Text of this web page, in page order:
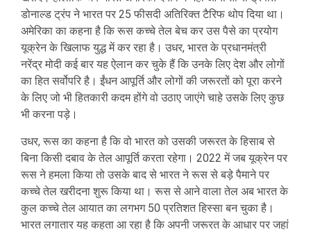
डोनाल्ड ट्रंप ने भारत पर 25 फीसदी अतिरिक्त टैरिफ थोप दिया था।
अमेरिका का कहना है कि रूस कच्चे तेल बेच कर उस पैसे का प्रयोग
यूक्रेन के खिलाफ युद्ध में कर रहा है। उधर, भारत के प्रधानमंत्री
नरेंद्र मोदी कई बार यह ऐलान कर चुके हैं कि उनके लिए देश और लोगों
का हित सर्वोपरि है। ईंधन आपूर्ति और लोगों की जरूरतों को पूरा करने
के लिए जो भी हितकारी कदम होंगे वो उठाए जाएंगे चाहे उसके लिए कुछ
भी करना पड़े।
उधर, रूस का कहना है कि वो भारत को उसकी जरूरत के हिसाब से
बिना किसी दबाव के तेल आपूर्ति करता रहेगा। 2022 में जब यूक्रेन पर
रूस ने हमला किया तो उसके बाद से भारत ने रूस से बड़े पैमाने पर
कच्चे तेल खरीदना शुरू किया था। रूस से आने वाला तेल अब भारत के
कुल कच्चे तेल आयात का लगभग 50 प्रतिशत हिस्सा बन चुका है।
भारत लगातार यह कहता आ रहा है कि अपनी जरूरत के आधार पर जहां